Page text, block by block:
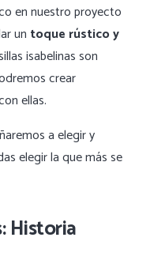
en nuestro proyecto
un toque rústico y
isabelinas son
crear
ellas.
a elegir y
elegir la que más se
Historia